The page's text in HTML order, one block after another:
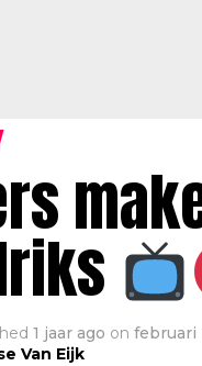
1 jaar ago on februari
Van Eijk